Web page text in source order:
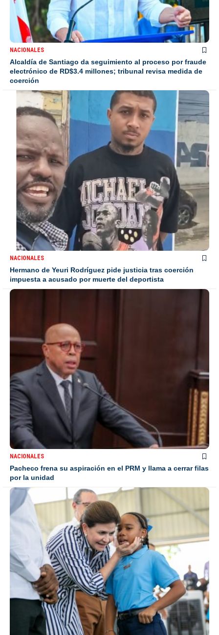
NACIONALES
Alcaldía de Santiago da seguimiento al proceso por fraude
electrónico de RD$3.4 millones; tribunal revisa medida de
coerción
NACIONALES
Hermano de Yeuri Rodríguez pide justicia tras coerción
impuesta a acusado por muerte del deportista
NACIONALES
Pacheco frena su aspiración en el PRM y llama a cerrar filas
por la unidad